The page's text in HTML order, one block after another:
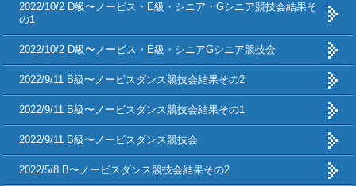
2022/10/2 D級〜ノービス・E級・シニア・Gシニア競技会結果そ
の1
2022/10/2 D級〜ノービス・E級・シニアGシニア競技会
2022/9/11 B級〜ノービスダンス競技会結果その2
2022/9/11 B級〜ノービスダンス競技会結果その1
2022/9/11 B級〜ノービスダンス競技会
2022/5/8 B〜ノービスダンス競技会結果その2